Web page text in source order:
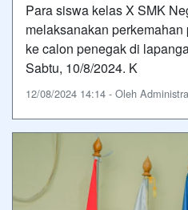
Para siswa kelas X SMK
melaksanakan
ke calon penegak di
Sabtu, 10/8/2024. K
12/08/2024 14:14 - Oleh